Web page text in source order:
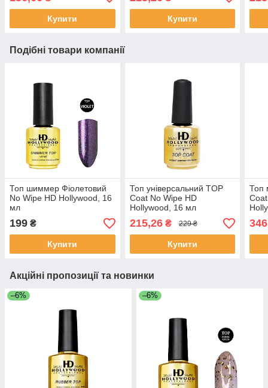
Купити Купити
Подібні товари компанії
Топ шиммер Фіолетовий
No Wipe HD Hollywood, 16
мл
199 ₴
Купити
Топ універсальний TOP
Coat No Wipe HD
Hollywood, 16 мл
215,26₴ 229 ₴
Купити
Топ
Акційні пропозиції та новинки
–6% –6%